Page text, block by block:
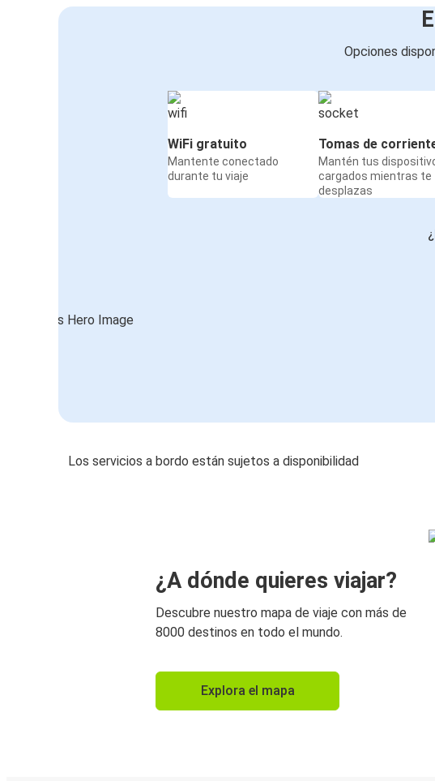
Opciones
WiFi gratuito
Mantente conectado
durante tu viaje
Tomas de
Mantén tus
cargados mientras te
desplazas
Los servicios a bordo están sujetos a disponibilidad
¿A dónde quieres viajar?
Descubre nuestro mapa de viaje con más de
8000 destinos en todo el mundo.
Explora el mapa